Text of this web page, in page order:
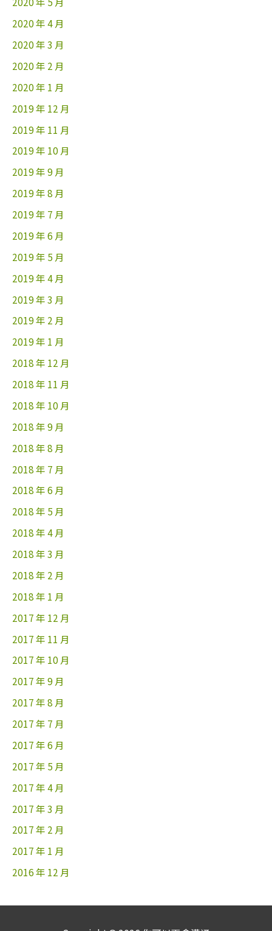
2020 年 4 月
2020 年 3 月
2020 年 2 月
2020 年 1 月
2019 年 12 月
2019 年 11 月
2019 年 10 月
2019 年 9 月
2019 年 8 月
2019 年 7 月
2019 年 6 月
2019 年 5 月
2019 年 4 月
2019 年 3 月
2019 年 2 月
2019 年 1 月
2018 年 12 月
2018 年 11 月
2018 年 10 月
2018 年 9 月
2018 年 8 月
2018 年 7 月
2018 年 6 月
2018 年 5 月
2018 年 4 月
2018 年 3 月
2018 年 2 月
2018 年 1 月
2017 年 12 月
2017 年 11 月
2017 年 10 月
2017 年 9 月
2017 年 8 月
2017 年 7 月
2017 年 6 月
2017 年 5 月
2017 年 4 月
2017 年 3 月
2017 年 2 月
2017 年 1 月
2016 年 12 月